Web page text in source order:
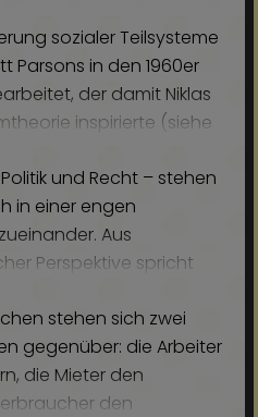
sozialer Teilsysteme
Parsons in den 1960er
der damit Niklas
inspirierte (siehe
der Moderne jedoch die
in seinem Denken mehr
Aus der
dass große
bestimmt
über, die
als neues Zentrum
multizentrische
und Recht – stehen
in einer engen
Aus
Perspektive spricht
Blick auf die
von
dazuLuhmann1981 sowie
stehen sich zwei
gegenüber: die Arbeiter
die Mieter den
den